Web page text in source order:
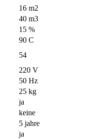
16 m2
40 m3
15 %
90 С
54
220 V
50 Hz
25 kg
ja
keine
5 jahre
ja